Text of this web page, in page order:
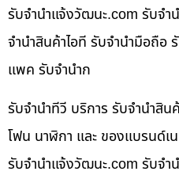
รับจํานําแจ้งวัฒนะ.com รับจำ
จำนำสินค้าไอที รับจำนำมือถือ
แพค รับจำนำก
รับจำนำทีวี บริการ รับจำนำสิน
โฟน นาฬิกา และ ของแบรนด์เ
รับจํานําแจ้งวัฒนะ.com รับจำ